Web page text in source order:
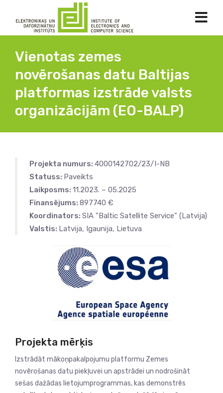
Vienotas zemes
novērošanas datu Baltijas
platformas izstrāde valsts
organizācijām (EO-BALP)
Projekta numurs: 4000142702/23/I-NB
Statuss: Paveikts
Laikposms: 11.2023. – 05.2025
Finansējums: 897740 €
Koordinators: SIA "Baltic Satellite Service" (Latvija)
Valstis: Latvija, Igaunija, Lietuva
Projekta mērķis
Izstrādāt mākoņpakalpojumu platformu Zemes
novērošanas datu piekļuvei un apstrādei un nodrošināt
sešas dažādas lietojumprogrammas, kas demonstrēs